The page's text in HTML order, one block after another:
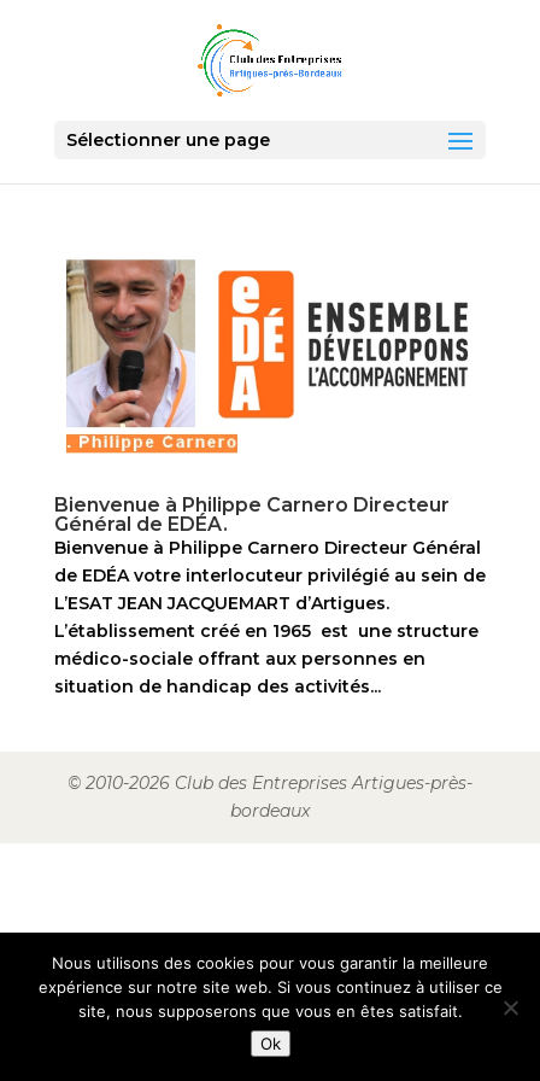
Sélectionner une page
Bienvenue à Philippe Carnero Directeur
Général de EDÉA.
Bienvenue à Philippe Carnero Directeur Général
de EDÉA votre interlocuteur privilégié au sein de
L’ESAT JEAN JACQUEMART d’Artigues.
L’établissement créé en 1965 est une structure
médico-sociale offrant aux personnes en
situation de handicap des activités...
© 2010-2026 Club des Entreprises Artigues-près-
bordeaux
Nous utilisons des cookies pour vous garantir la meilleure
expérience sur notre site web. Si vous continuez à utiliser ce
site, nous supposerons que vous en êtes satisfait.
Ok